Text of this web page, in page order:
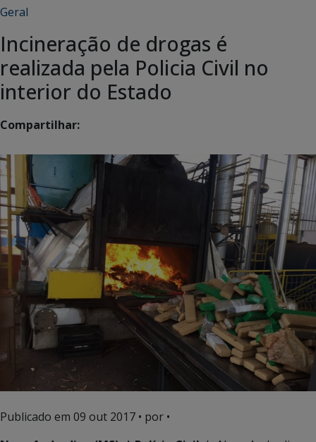
Geral
Incineração de drogas é
realizada pela Policia Civil no
interior do Estado
Compartilhar:
Publicado em 09 out 2017 • por •